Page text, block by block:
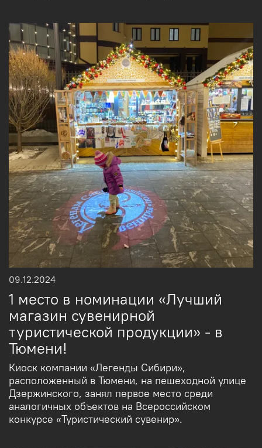
09.12.2024
1 место в номинации «Лучший
магазин сувенирной
туристической продукции» - в
Тюмени!
Киоск компании «Легенды Сибири»,
расположенный в Тюмени, на пешеходной улице
Дзержинского, занял первое место среди
аналогичных объектов на Всероссийском
конкурсе «Туристический сувенир».